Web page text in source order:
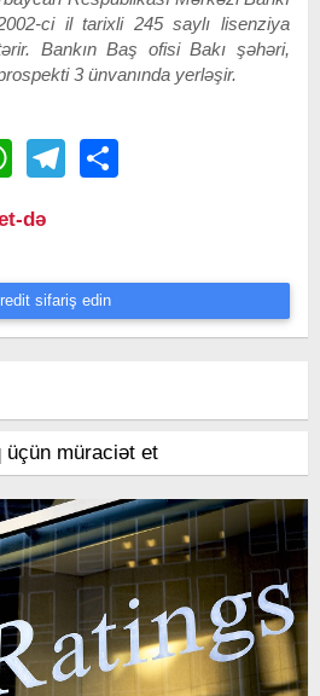
ci il tarixli 245 saylı lisenziya
Bankın Baş ofisi Bakı şəhəri,
3 ünvanında yerləşir.
WhatsAppTelegram
də
sifariş edin
müraciət et